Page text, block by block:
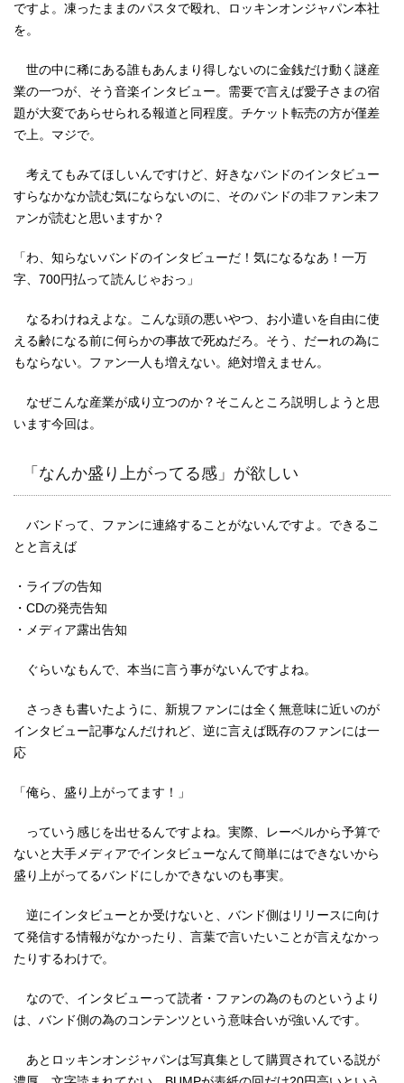
ですよ。凍ったままのパスタで殴れ、ロッキンオンジャパン本社
を。
世の中に稀にある誰もあんまり得しないのに金銭だけ動く謎産
業の一つが、そう音楽インタビュー。需要で言えば愛子さまの宿
題が大変であらせられる報道と同程度。チケット転売の方が僅差
で上。マジで。
考えてもみてほしいんですけど、好きなバンドのインタビュー
すらなかなか読む気にならないのに、そのバンドの非ファン未フ
ァンが読むと思いますか？
「わ、知らないバンドのインタビューだ！気になるなあ！一万
字、700円払って読んじゃおっ」
なるわけねえよな。こんな頭の悪いやつ、お小遣いを自由に使
える齢になる前に何らかの事故で死ぬだろ。そう、だーれの為に
もならない。ファン一人も増えない。絶対増えません。
なぜこんな産業が成り立つのか？そこんところ説明しようと思
います今回は。
「なんか盛り上がってる感」が欲しい
バンドって、ファンに連絡することがないんですよ。できるこ
とと言えば
・ライブの告知
・CDの発売告知
・メディア露出告知
ぐらいなもんで、本当に言う事がないんですよね。
さっきも書いたように、新規ファンには全く無意味に近いのが
インタビュー記事なんだけれど、逆に言えば既存のファンには一
応
「俺ら、盛り上がってます！」
っていう感じを出せるんですよね。実際、レーベルから予算で
ないと大手メディアでインタビューなんて簡単にはできないから
盛り上がってるバンドにしかできないのも事実。
逆にインタビューとか受けないと、バンド側はリリースに向け
て発信する情報がなかったり、言葉で言いたいことが言えなかっ
たりするわけで。
なので、インタビューって読者・ファンの為のものというより
は、バンド側の為のコンテンツという意味合いが強いんです。
あとロッキンオンジャパンは写真集として購買されている説が